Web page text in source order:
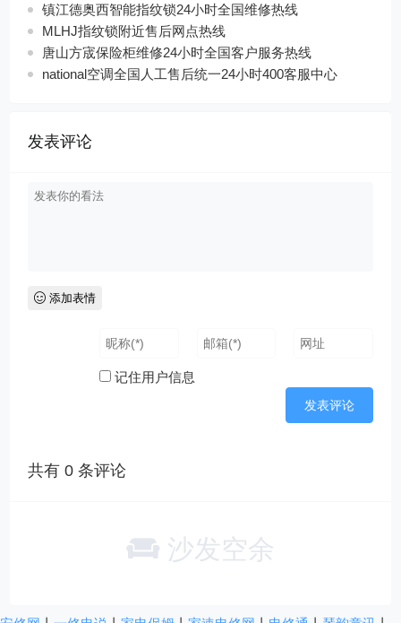
镇江德奥西智能指纹锁24小时全国维修热线
MLHJ指纹锁附近售后网点热线
唐山方宬保险柜维修24小时全国客户服务热线
national空调全国人工售后统一24小时400客服中心
发表评论
添加表情
记住用户信息
共有0 条评论
沙发空余